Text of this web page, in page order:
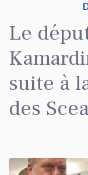
Le
suite à
des